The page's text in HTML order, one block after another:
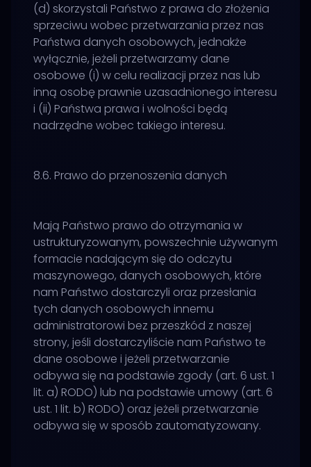
(d) skorzystali Państwo z prawa do złożenia
sprzeciwu wobec przetwarzania przez nas
Państwa danych osobowych, jednakże
wyłącznie, jeżeli przetwarzamy dane
osobowe (i) w celu realizacji przez nas lub
inną osobę prawnie uzasadnionego interesu
i (ii) Państwa prawa i wolności będą
nadrzędne wobec takiego interesu.
8.6. Prawo do przenoszenia danych
Mają Państwo prawo do otrzymania w
ustrukturyzowanym, powszechnie używanym
formacie nadającym się do odczytu
maszynowego, danych osobowych, które
nam Państwo dostarczyli oraz przesłania
tych danych osobowych innemu
administratorowi bez przeszkód z naszej
strony, jeśli dostarczyliście nam Państwo te
dane osobowe i jeżeli przetwarzanie
odbywa się na podstawie zgody (art. 6 ust. 1
lit. a) RODO) lub na podstawie umowy (art. 6
ust. 1 lit. b) RODO) oraz jeżeli przetwarzanie
odbywa się w sposób zautomatyzowany.